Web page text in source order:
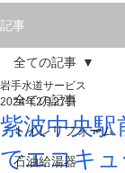
記事
全ての記事
トイレリフォーム
石油給湯器
全ての記事
紫波中央
でエコキ
岩手水道サービス
2024年2月27日